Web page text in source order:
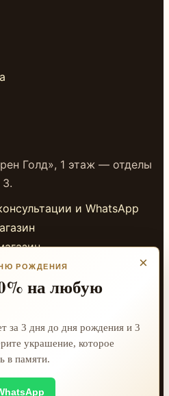
Голд», 1 этаж — отделы
и WhatsApp
×
РОЖДЕНИЯ
на любую
за 3 дня до дня рождения и 3
украшение, которое
в памяти.